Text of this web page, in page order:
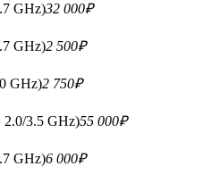
GHz)32 000₽
GHz)2 500₽
GHz)2 750₽
2.0/3.5 GHz)55 000₽
GHz)6 000₽